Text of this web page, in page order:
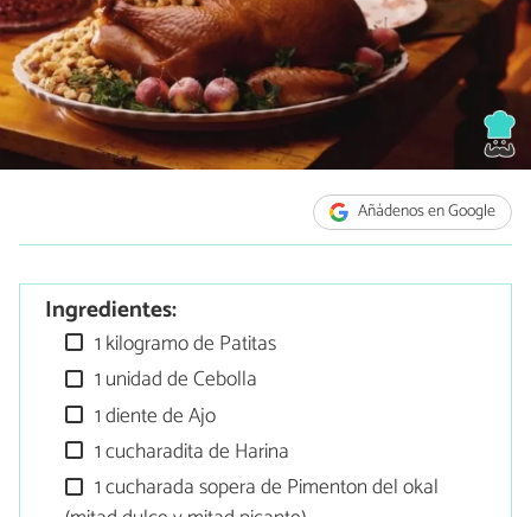
Añádenos en Google
Ingredientes:
1 kilogramo de Patitas
1 unidad de Cebolla
1 diente de Ajo
1 cucharadita de Harina
1 cucharada sopera de Pimenton del okal